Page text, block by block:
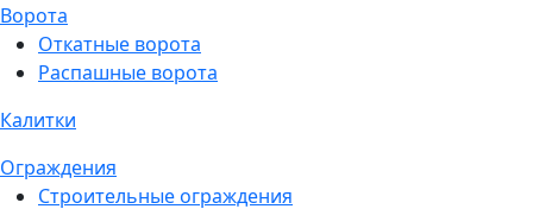
Ворота
Откатные ворота
Распашные ворота
Калитки
Ограждения
Строительные ограждения